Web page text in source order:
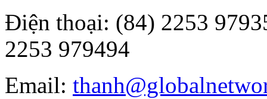
Điện thoại: (84) 2253
2253 979494
Email: